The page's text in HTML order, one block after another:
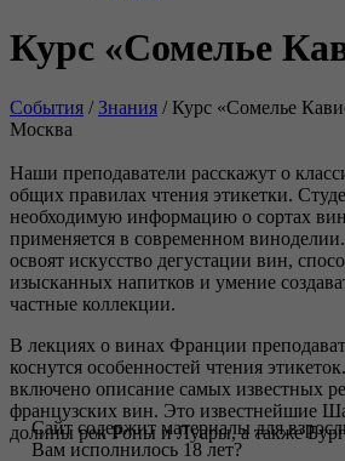
Курс «Сомелье
События / Знания /Курс «Сомелье
Москва
Наши преподаватели расскажут о
общих правилах чтения этикетки.
необходимую информацию о сортах
применяется в современном
освоят искусство дегустации вин,
изысканных напитков и умение
частные коллекции.
В лекциях о винах Франции
коснутся особенностей чтения
включено описание самых известных
французских вин. Это известнейшие
долины рек Роны и Луары, а также
Сайт содержит материалы для
Вам исполнилось 18 лет?